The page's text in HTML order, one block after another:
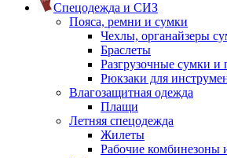
Спецодежда и СИЗ
Пояса, ремни и сумки
Чехлы, органайзеры
Браслеты
Разгрузочные сумки и
Рюкзаки для
Влагозащитная одежда
Плащи
Летняя спецодежда
Жилеты
Рабочие комбинезоны